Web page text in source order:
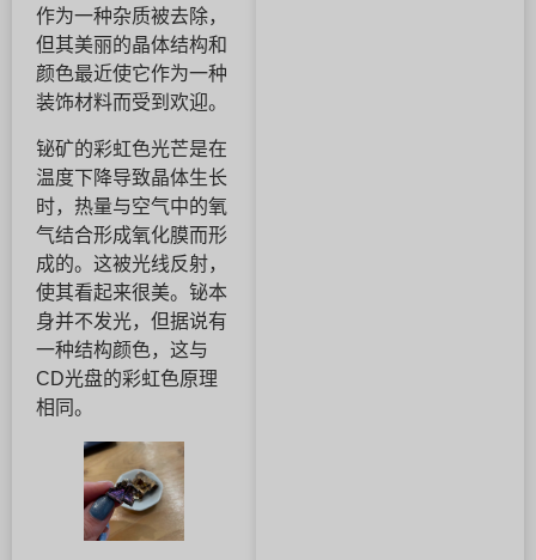
作为一种杂质被去除，
但其美丽的晶体结构和
颜色最近使它作为一种
装饰材料而受到欢迎。
铋矿的彩虹色光芒是在
温度下降导致晶体生长
时，热量与空气中的氧
气结合形成氧化膜而形
成的。这被光线反射，
使其看起来很美。铋本
身并不发光，但据说有
一种结构颜色，这与
CD光盘的彩虹色原理
相同。